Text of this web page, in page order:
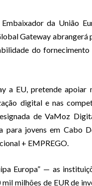
da União
Gateway abrangerá
do
a EU, pretende apoiar
digital e nas
de VaMoz
para jovens em Cabo
+ EMPREGO.
Europa” — as
milhões de EUR de